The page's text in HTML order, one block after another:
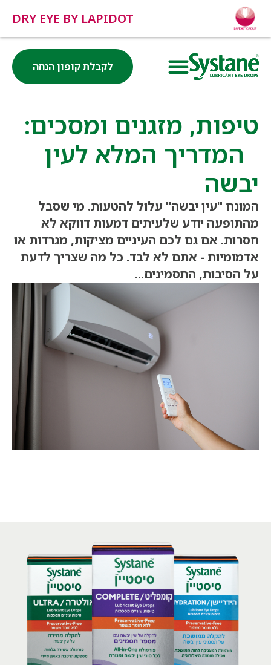
DRY EYE BY LAPIDOT
לקבלת קופון הנחה
טיפות, מזגנים ומסכים:
המדריך המלא לעין
יבשה
המונח "עין יבשה" עלול להטעות. מי שסבל
מהתופעה יודע שלעיתים דמעות דווקא לא
חסרות. אם גם לכם העיניים מציקות, מגרדות או
אדמומיות - אתם לא לבד. כל מה שצריך לדעת
על הסיבות, התסמינים...